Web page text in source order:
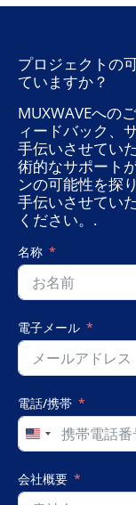
な
接
続
の
未
来
空
間
を
構
築
す
る
没
入
型
ジ
タ
ル
示
ホ
ー
ル
プロジェクトの
ていますか？
MUXWAVEへの
ィードバック、
手伝いさせてい
術的なサポート
ンの可能性を探
手伝いさせてい
ください。.
名称
電子メール
電話/携帯
United
States
+1
会社概要